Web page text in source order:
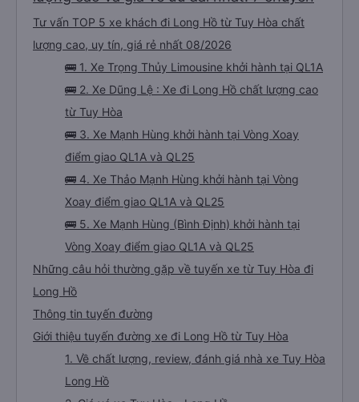
Tư vấn TOP 5 xe khách đi Long Hồ từ Tuy Hòa chất
lượng cao, uy tín, giá rẻ nhất 08/2026
🚌 1. Xe Trọng Thủy Limousine khởi hành tại QL1A
🚌 2. Xe Dũng Lệ : Xe đi Long Hồ chất lượng cao
từ Tuy Hòa
🚌 3. Xe Mạnh Hùng khởi hành tại Vòng Xoay
điểm giao QL1A và QL25
🚌 4. Xe Thảo Mạnh Hùng khởi hành tại Vòng
Xoay điểm giao QL1A và QL25
🚌 5. Xe Mạnh Hùng (Bình Định) khởi hành tại
Vòng Xoay điểm giao QL1A và QL25
Những câu hỏi thường gặp về tuyến xe từ Tuy Hòa đi
Long Hồ
Thông tin tuyến đường
Giới thiệu tuyến đường xe đi Long Hồ từ Tuy Hòa
1. Về chất lượng, review, đánh giá nhà xe Tuy Hòa
Long Hồ